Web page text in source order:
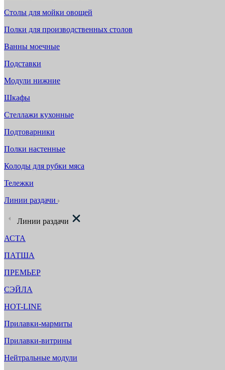
Столы для мойки овощей
Полки для производственных столов
Ванны моечные
Подставки
Модули нижние
Шкафы
Стеллажи кухонные
Подтоварники
Полки настенные
Колоды для рубки мяса
Тележки
Линии раздачи
Линии раздачи
АСТА
ПАТША
ПРЕМЬЕР
СЭЙЛА
HOT-LINE
Прилавки-мармиты
Прилавки-витрины
Нейтральные модули